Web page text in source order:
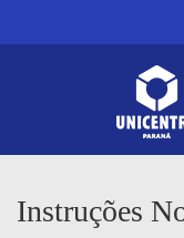
Instruções